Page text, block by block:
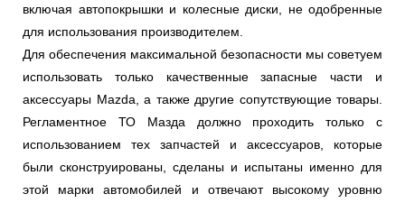
включая автопокрышки и колесные диски, не одобренные
для использования производителем.
Для обеспечения максимальной безопасности мы советуем
использовать только качественные запасные части и
аксессуары Mazda, а также другие сопутствующие товары.
Регламентное ТО Мазда должно проходить только с
использованием тех запчастей и аксессуаров, которые
были сконструированы, сделаны и испытаны именно для
этой марки автомобилей и отвечают высокому уровню